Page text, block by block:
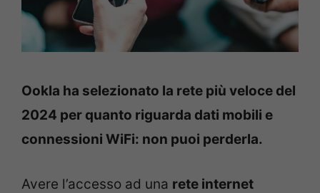
Ookla ha selezionato la rete più veloce del
2024 per quanto riguarda dati mobili e
connessioni WiFi: non puoi perderla.
Avere l’accesso ad una rete internet